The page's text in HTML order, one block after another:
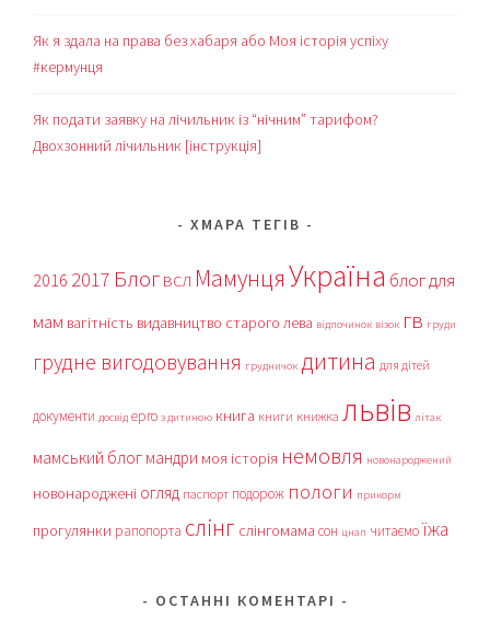
Як я здала на права без хабаря або Моя історія успіху
#кермунця
Як подати заявку на лічильник із “нічним” тарифом?
Двохзонний лічильник [інструкція]
ХМАРА ТЕГІВ
2016 2017 Блог ВСЛ МамунцяУкраїна блог для
мам вагітність видавництво старого лева відпочинок візок гв груди
грудне вигодовування грудничок дитина для дітей
документи досвід ерго з дитиною книга книги книжка львів літак
мамський блог мандри моя історія немовля новонароджений
новонароджені огляд паспорт подорож пологи прикорм
прогулянки рапопорта слінг слінгомама сон цнап читаємоїжа
ОСТАННІ КОМЕНТАРІ